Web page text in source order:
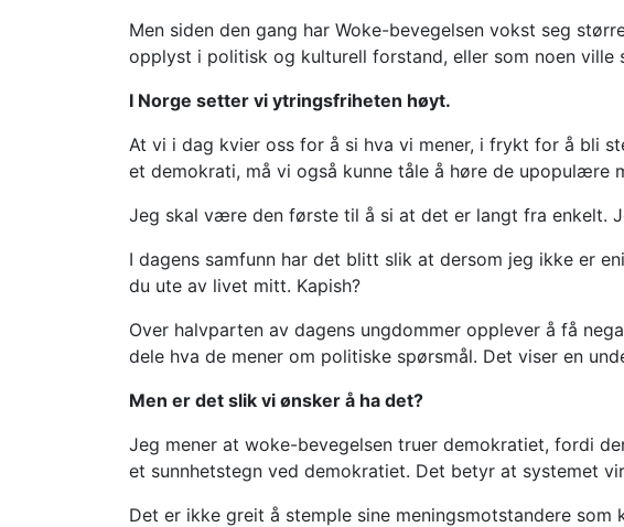
Men siden den gang har Woke-bevegelsen vokst seg
opplyst i politisk og kulturell forstand, eller som noen ville
I Norge setter vi ytringsfriheten høyt.
At vi i dag kvier oss for å si hva vi mener, i frykt for å bli
et demokrati, må vi også kunne tåle å høre de upopulære
Jeg skal være den første til å si at det er langt fra enkelt.
I dagens samfunn har det blitt slik at dersom jeg ikke er
du ute av livet mitt. Kapish?
Over halvparten av dagens ungdommer opplever å få
dele hva de mener om politiske spørsmål. Det viser en
Men er det slik vi ønsker å ha det?
Jeg mener at woke-bevegelsen truer demokratiet, fordi
et sunnhetstegn ved demokratiet. Det betyr at systemet
Det er ikke greit å stemple sine meningsmotstandere